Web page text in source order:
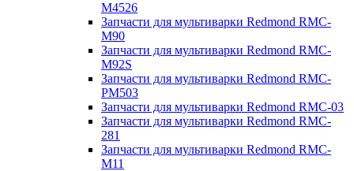
M4526
Запчасти для мультиварки Redmond RMC-
M90
Запчасти для мультиварки Redmond RMC-
M92S
Запчасти для мультиварки Redmond RMC-
PM503
Запчасти для мультиварки Redmond RMC-03
Запчасти для мультиварки Redmond RMC-
281
Запчасти для мультиварки Redmond RMC-
M11